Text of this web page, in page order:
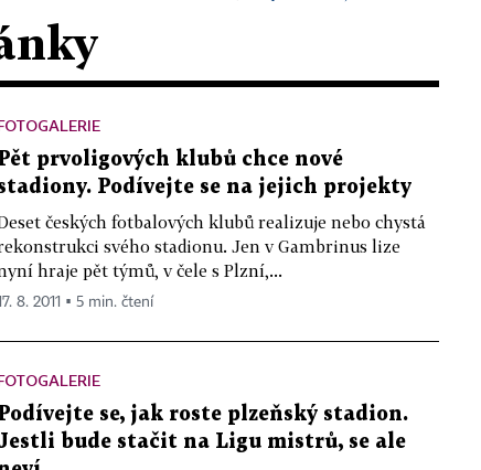
prvoligových klubů chce nové
Podívejte se na jejich projekty
českých fotbalových klubů realizuje nebo chystá
svého stadionu. Jen v Gambrinus lize
hraje pět týmů, v čele s Plzní,...
8. 2011 ▪ 5 min. čtení
se, jak roste plzeňský stadion.
bude stačit na Ligu mistrů, se ale